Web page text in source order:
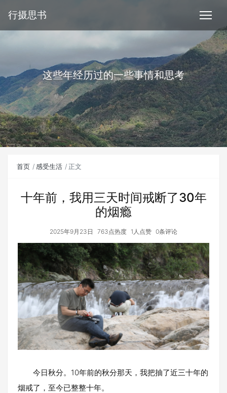
行摄思书
这些年经历过的一些事情和思考
首页 感受生活 正文
十年前，我用三天时间戒断了30年
的烟瘾
2025年9月23日 763点热度 1人点赞 0条评论
今日秋分。10年前的秋分那天，我把抽了近三十年的
烟戒了，至今已整整十年。